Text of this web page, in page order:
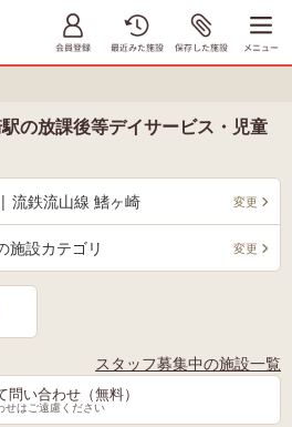
の放課後等デイサービス・児童
流鉄流山線 鰭ヶ崎 変更
施設カテゴリ 変更
スタッフ募集中の施設一覧
い合わせ（無料）
せはご遠慮ください